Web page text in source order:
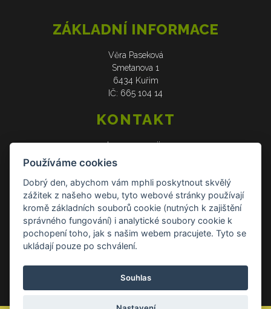
ZÁKLADNÍ INFORMACE
Věra Paseková
Smetanova 1
6434 Kuřim
IČ: 665 104 14
KONTAKT
web: www.verasije.cz
email: obchudek@verasije.cz
DOKUMENTY
Všeobecné obchodní podmínky
Zásady ochrany osobních údajů
Reklamace a vrácení zboží
Používáme cookies
Dobrý den, abychom vám mphli poskytnout skvělý
zážitek z našeho webu, tyto webové stránky používají
kromě základních souborů cookie (nutných k zajištění
správného fungování) i analytické soubory cookie k
pochopení toho, jak s našim webem pracujete. Tyto se
ukládají pouze po schválení.
Souhlas